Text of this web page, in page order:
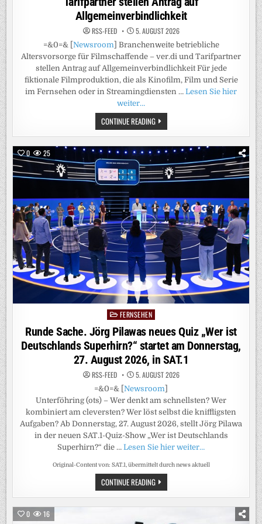
Allgemeinverbindlichkeit
RSS-FEED 5. AUGUST 2026
=&0=& [Newsroom] Branchenweite betriebliche
Altersvorsorge für Filmschaffende – ver.di und Tarifpartner
stellen Antrag auf Allgemeinverbindlichkeit Für jede
fiktionale Filmproduktion, die als Kinofilm, Film und Serie
im Fernsehen oder in Streamingdiensten … Lesen Sie hier
weiter…
CONTINUE READINGMEDIEN-
INFO:
BRANCHENWEITE
ALTERSVORSORGE
FÜR
FILMSCHAFFENDE
–
VER.DI
TARIFPARTNER
STELLEN
ANTRAG
AUF
ALLGEMEINVERBINDLICHKEIT
0 25
Posted
in
FERNSEHEN
Runde Sache. Jörg Pilawas neues Quiz „Wer ist
Deutschlands Superhirn?“ startet am Donnerstag,
27. August 2026, in SAT.1
RSS-FEED 5. AUGUST 2026
=&0=& [ Newsroom
Unterföhring (ots) – Wer denkt am schnellsten? Wer
kombiniert am cleversten? Wer löst selbst die kniffligsten
Aufgaben? Ab Donnerstag, 27. August 2026, stellt Jörg Pilawa
in der neuen SAT.1-Quiz-Show „Wer ist Deutschlands
Superhirn?“ die … Lesen Sie hier weiter…
Original-Content von: SAT.1, übermittelt durch news aktuell
CONTINUE READINGRUNDE
SACHE.
JÖRG
0 16